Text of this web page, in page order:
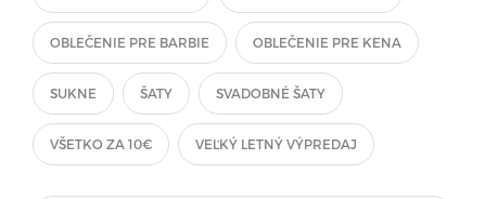
OBLEČENIE PRE BARBIE OBLEČENIE PRE KENA
SUKNE ŠATY SVADOBNÉ ŠATY
VŠETKO ZA 10€ VEĽKÝ LETNÝ VÝPREDAJ